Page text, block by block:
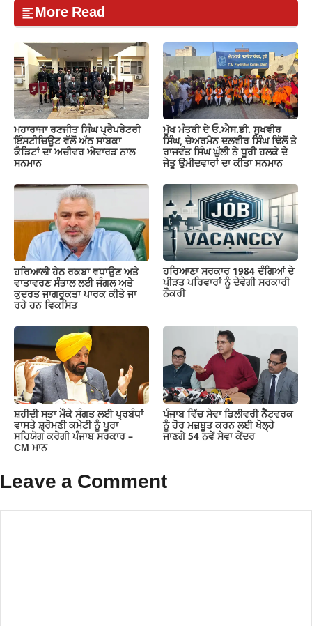
More Read
ਮਹਾਰਾਜਾ ਰਣਜੀਤ ਸਿੰਘ ਪ੍ਰੈਪਰੇਟਰੀ
ਇੰਸਟੀਚਿਊਟ ਵੱਲੋਂ ਅੱਠ ਸਾਬਕਾ
ਕੈਡਿਟਾਂ ਦਾ ਅਚੀਵਰ ਐਵਾਰਡ ਨਾਲ
ਸਨਮਾਨ
ਮੁੱਖ ਮੰਤਰੀ ਦੇ ਓ.ਐਸ.ਡੀ. ਸੁਖਵੀਰ
ਸਿੰਘ, ਚੇਅਰਮੈਨ ਦਲਵੀਰ ਸਿੰਘ ਢਿੱਲੋਂ ਤੇ
ਰਾਜਵੰਤ ਸਿੰਘ ਘੁੱਲੀ ਨੇ ਧੂਰੀ ਹਲਕੇ ਦੇ
ਜੇਤੂ ਉਮੀਦਵਾਰਾਂ ਦਾ ਕੀਤਾ ਸਨਮਾਨ
ਹਰਿਆਲੀ ਹੇਠ ਰਕਬਾ ਵਧਾਉਣ ਅਤੇ
ਵਾਤਾਵਰਣ ਸੰਭਾਲ ਲਈ ਜੰਗਲ ਅਤੇ
ਕੁਦਰਤ ਜਾਗਰੂਕਤਾ ਪਾਰਕ ਕੀਤੇ ਜਾ
ਰਹੇ ਹਨ ਵਿਕਸਿਤ
ਹਰਿਆਣਾ ਸਰਕਾਰ 1984 ਦੰਗਿਆਂ ਦੇ
ਪੀੜਤ ਪਰਿਵਾਰਾਂ ਨੂੰ ਦੇਵੇਗੀ ਸਰਕਾਰੀ
ਨੌਕਰੀ
ਸ਼ਹੀਦੀ ਸਭਾ ਮੌਕੇ ਸੰਗਤ ਲਈ ਪ੍ਰਬੰਧਾਂ
ਵਾਸਤੇ ਸ਼੍ਰੋਮਣੀ ਕਮੇਟੀ ਨੂੰ ਪੂਰਾ
ਸਹਿਯੋਗ ਕਰੇਗੀ ਪੰਜਾਬ ਸਰਕਾਰ –
CM ਮਾਨ
ਪੰਜਾਬ ਵਿੱਚ ਸੇਵਾ ਡਿਲੀਵਰੀ ਨੈੱਟਵਰਕ
ਨੂੰ ਹੋਰ ਮਜ਼ਬੂਤ ਕਰਨ ਲਈ ਖੋਲ੍ਹੇ
ਜਾਣਗੇ 54 ਨਵੇਂ ਸੇਵਾ ਕੇਂਦਰ
Leave a Comment